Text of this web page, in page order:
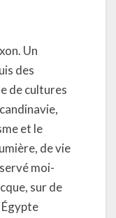
Un
des
de cultures
et le
de vie
moi-
sur de